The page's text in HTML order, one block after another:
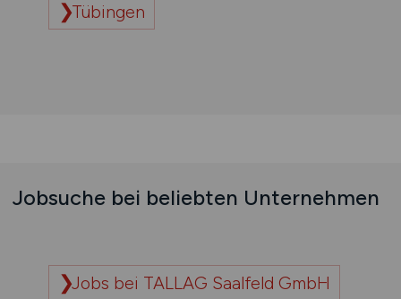
Tübingen
Jobsuche bei beliebten Unternehmen
Jobs bei TALLAG Saalfeld GmbH